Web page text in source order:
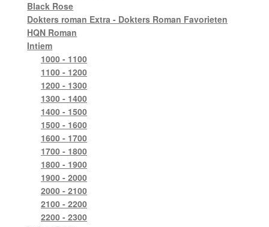
Black Rose
Dokters roman Extra - Dokters Roman Favorieten
HQN Roman
Intiem
1000 - 1100
1100 - 1200
1200 - 1300
1300 - 1400
1400 - 1500
1500 - 1600
1600 - 1700
1700 - 1800
1800 - 1900
1900 - 2000
2000 - 2100
2100 - 2200
2200 - 2300